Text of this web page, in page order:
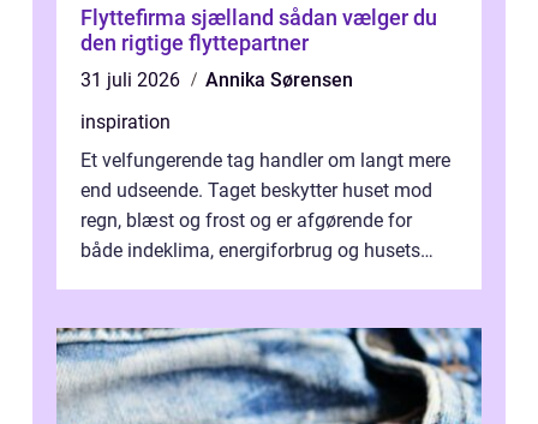
Flyttefirma sjælland sådan vælger du
den rigtige flyttepartner
31 juli 2026
Annika Sørensen
inspiration
Et velfungerende tag handler om langt mere
end udseende. Taget beskytter huset mod
regn, blæst og frost og er afgørende for
både indeklima, energiforbrug og husets